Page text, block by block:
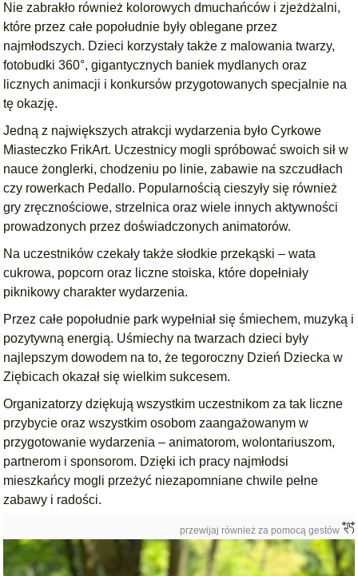
Nie zabrakło również kolorowych dmuchańców i zjeżdżalni,
które przez całe popołudnie były oblegane przez
najmłodszych. Dzieci korzystały także z malowania twarzy,
fotobudki 360°, gigantycznych baniek mydlanych oraz
licznych animacji i konkursów przygotowanych specjalnie na
tę okazję.
Jedną z największych atrakcji wydarzenia było Cyrkowe
Miasteczko FrikArt. Uczestnicy mogli spróbować swoich sił w
nauce żonglerki, chodzeniu po linie, zabawie na szczudłach
czy rowerkach Pedallo. Popularnością cieszyły się również
gry zręcznościowe, strzelnica oraz wiele innych aktywności
prowadzonych przez doświadczonych animatorów.
Na uczestników czekały także słodkie przekąski – wata
cukrowa, popcorn oraz liczne stoiska, które dopełniały
piknikowy charakter wydarzenia.
Przez całe popołudnie park wypełniał się śmiechem, muzyką i
pozytywną energią. Uśmiechy na twarzach dzieci były
najlepszym dowodem na to, że tegoroczny Dzień Dziecka w
Ziębicach okazał się wielkim sukcesem.
Organizatorzy dziękują wszystkim uczestnikom za tak liczne
przybycie oraz wszystkim osobom zaangażowanym w
przygotowanie wydarzenia – animatorom, wolontariuszom,
partnerom i sponsorom. Dzięki ich pracy najmłodsi
mieszkańcy mogli przeżyć niezapomniane chwile pełne
zabawy i radości.
przewijaj również za pomocą gestów